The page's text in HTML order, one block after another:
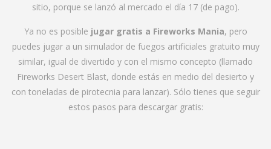
sitio, porque se lanzó al mercado el día 17 (de pago).
Ya no es posible jugar gratis a Fireworks Mania, pero
puedes jugar a un simulador de fuegos artificiales gratuito muy
similar, igual de divertido y con el mismo concepto (llamado
Fireworks Desert Blast, donde estás en medio del desierto y
con toneladas de pirotecnia para lanzar). Sólo tienes que seguir
estos pasos para descargar gratis: